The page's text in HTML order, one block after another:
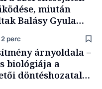
miután
Balásy Gyula
2 perc
árnyoldala –
biológiája a
döntéshozatal